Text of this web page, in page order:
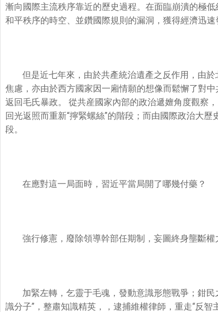
漸向國際主流秩序靠近的歷史過程。在面臨崩潰的極
和平秩序的時空、並鑽國際規則的漏洞， 獲得經濟迅
但是近七年來，由於共產統治遺產之反作用，由
焦慮，亦由於西方國家因一廂情願的想像而鬆懈了對
返回毛氏暴政。 從共産國家內部的政治遞嬗角度觀察
回光返照而重新“擰緊螺絲”的階段；而由國際政治大
段。
在應對這一局面時，習近平當局開了哪幾付藥？
強行修憲，廢除領導幹部任期制，妄圖終身壟斷
加緊左轉，乞靈于毛魂，發動意識形態戰爭；鉗民
識分子”， 整肅知識精英， ，逮捕維權律師， 重走“反智